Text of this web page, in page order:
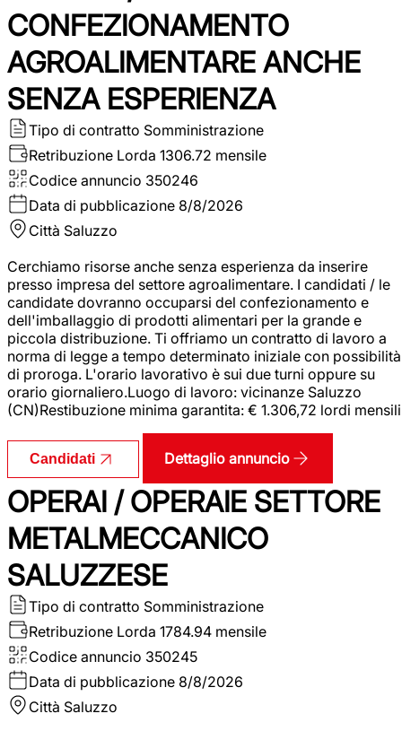
CONFEZIONAMENTO
AGROALIMENTARE ANCHE
SENZA ESPERIENZA
Tipo di contratto Somministrazione
Retribuzione Lorda 1306.72 mensile
Codice annuncio 350246
Data di pubblicazione 8/8/2026
Città Saluzzo
Cerchiamo risorse anche senza esperienza da inserire
presso impresa del settore agroalimentare. I candidati / le
candidate dovranno occuparsi del confezionamento e
dell'imballaggio di prodotti alimentari per la grande e
piccola distribuzione. Ti offriamo un contratto di lavoro a
norma di legge a tempo determinato iniziale con possibilità
di proroga. L'orario lavorativo è sui due turni oppure su
orario giornaliero.Luogo di lavoro: vicinanze Saluzzo
(CN)Restibuzione minima garantita: € 1.306,72 lordi mensili
Candidati Dettaglio annuncio
OPERAI / OPERAIE SETTORE
METALMECCANICO
SALUZZESE
Tipo di contratto Somministrazione
Retribuzione Lorda 1784.94 mensile
Codice annuncio 350245
Data di pubblicazione 8/8/2026
Città Saluzzo